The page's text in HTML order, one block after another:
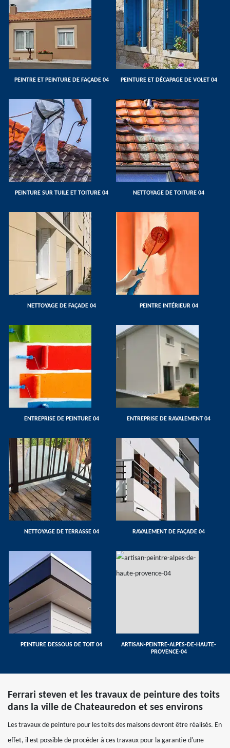
PEINTRE ET PEINTURE DE FAÇADE 04 PEINTURE ET DÉCAPAGE DE VOLET 04
PEINTURE SUR TUILE ET TOITURE 04 NETTOYAGE DE TOITURE 04
NETTOYAGE DE FAÇADE 04 PEINTRE INTÉRIEUR 04
ENTREPRISE DE PEINTURE 04 ENTREPRISE DE RAVALEMENT 04
NETTOYAGE DE TERRASSE 04 RAVALEMENT DE FAÇADE 04
PEINTURE DESSOUS DE TOIT 04
ARTISAN-PEINTRE-ALPES-DE-HAUTE-
PROVENCE-04
Ferrari steven et les travaux de peinture des toits
dans la ville de Chateauredon et ses environs
Les travaux de peinture pour les toits des maisons devront être réalisés. En
effet, il est possible de procéder à ces travaux pour la garantie d'une